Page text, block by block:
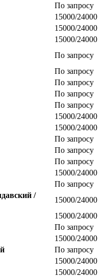
По запросу
15000/24000
15000/24000
15000/24000
По запросу
По запросу
По запросу
По запросу
По запросу
15000/24000
15000/24000
По запросу
По запросу
По запросу
15000/24000
По запросу
/
15000/24000
15000/24000
По запросу
15000/24000
По запросу
15000/24000
15000/24000